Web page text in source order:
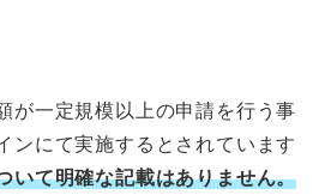
が一定規模以上の申請を行う事
ンにて実施するとされています
いて明確な記載はありません。